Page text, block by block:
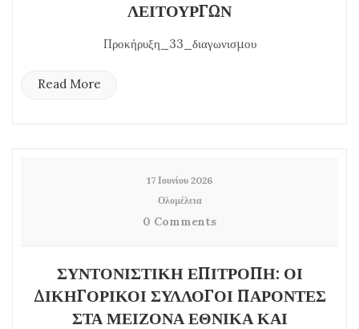
ΛΕΙΤΟΥΡΓΩΝ
Προκήρυξη_33_διαγωνισμου
Read More
17 Ιουνίου 2026
Ολομέλεια
0 Comments
ΣΥΝΤΟΝΙΣΤΙΚΗ ΕΠΙΤΡΟΠΗ: ΟΙ
ΔΙΚΗΓΟΡΙΚΟΙ ΣΥΛΛΟΓΟΙ ΠΑΡΟΝΤΕΣ
ΣΤΑ ΜΕΙΖΟΝΑ ΕΘΝΙΚΑ ΚΑΙ